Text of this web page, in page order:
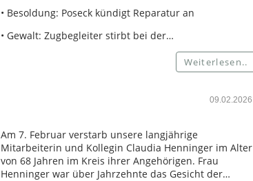
• Besoldung: Poseck kündigt Reparatur an
• Gewalt: Zugbegleiter stirbt bei der…
Weiterlesen..
09.02.2026
Am 7. Februar verstarb unsere langjährige
Mitarbeiterin und Kollegin Claudia Henninger im Alter
von 68 Jahren im Kreis ihrer Angehörigen. Frau
Henninger war über Jahrzehnte das Gesicht der…